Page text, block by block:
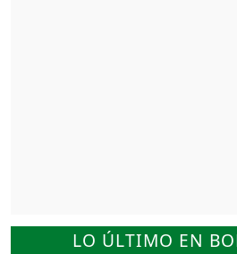
LO ÚLTIMO EN